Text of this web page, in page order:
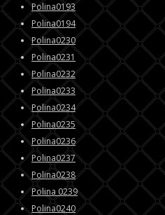
Polina0193
Polina0194
Polina0230
Polina0231
Polina0232
Polina0233
Polina0234
Polina0235
Polina0236
Polina0237
Polina0238
Polina 0239
Polina0240